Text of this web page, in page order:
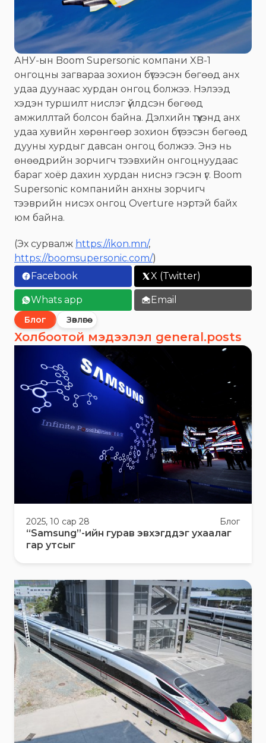
АНУ-ын Boom Supersonic компани XB-1
онгоцны загвараа зохион бүтээсэн бөгөөд анх
удаа дуунаас хурдан онгоц болжээ. Нэлээд
хэдэн туршилт нислэг үйлдсэн бөгөөд
амжиллтай болсон байна. Дэлхийн түүхэнд анх
удаа хувийн хөрөнгөөр зохион бүтээсэн бөгөөд
дууны хурдыг давсан онгоц болжээ. Энэ нь
өнөөдрийн зорчигч тээвхийн онгоцнуудаас
бараг хоёр дахин хурдан ниснэ гэсэн үг. Boom
Supersonic компанийн анхны зорчигч
тээврийн нисэх онгоц Overture нэртэй байх
юм байна.
(Эх сурвалж https://ikon.mn/,
https://boomsupersonic.com/)
Facebook
X (Twitter)
Whats app Email
Блог Зөвлөгөө
Холбоотой мэдээлэл general.posts
2025, 10 сар 28 Блог
“Samsung”-ийн гурав эвхэгддэг ухаалаг
гар утсыг